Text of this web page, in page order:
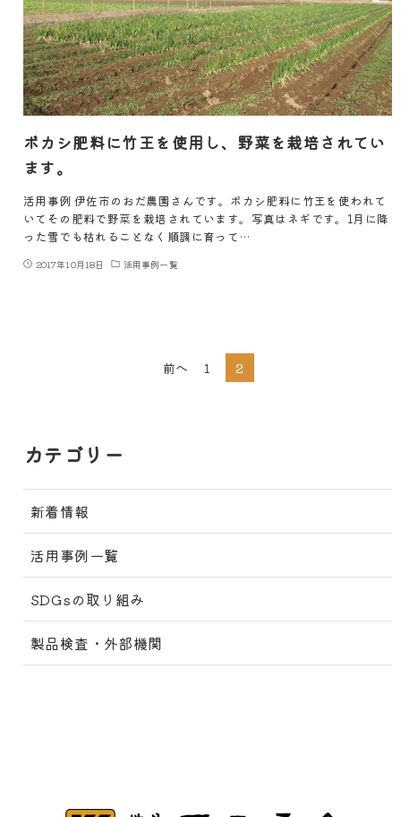
ボカシ肥料に竹王を使用し、野菜を栽培されてい
ます。
活用事例 伊佐市のおだ農園さんです。ボカシ肥料に竹王を使われて
いてその肥料で野菜を栽培されています。写真はネギです。1月に降
った雪でも枯れることなく順調に育って…
2017年10月18日 活用事例一覧
前へ 1 2
カテゴリー
新着情報
活用事例一覧
SDGsの取り組み
製品検査・外部機関